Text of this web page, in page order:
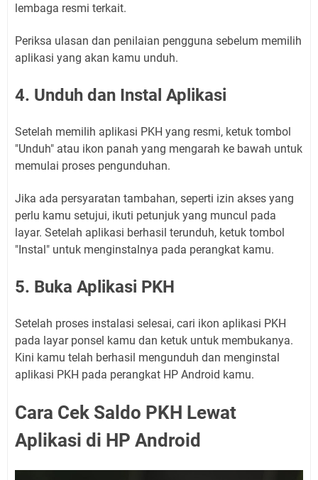
lembaga resmi terkait.
Periksa ulasan dan penilaian pengguna sebelum memilih
aplikasi yang akan kamu unduh.
4. Unduh dan Instal Aplikasi
Setelah memilih aplikasi PKH yang resmi, ketuk tombol
"Unduh" atau ikon panah yang mengarah ke bawah untuk
memulai proses pengunduhan.
Jika ada persyaratan tambahan, seperti izin akses yang
perlu kamu setujui, ikuti petunjuk yang muncul pada
layar. Setelah aplikasi berhasil terunduh, ketuk tombol
"Instal" untuk menginstalnya pada perangkat kamu.
5. Buka Aplikasi PKH
Setelah proses instalasi selesai, cari ikon aplikasi PKH
pada layar ponsel kamu dan ketuk untuk membukanya.
Kini kamu telah berhasil mengunduh dan menginstal
aplikasi PKH pada perangkat HP Android kamu.
Cara Cek Saldo PKH Lewat
Aplikasi di HP Android